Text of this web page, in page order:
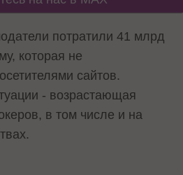
потратили 41 млрд
которая не
сайтов.
- возрастающая
в том числе и на